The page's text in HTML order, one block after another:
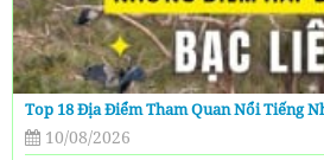
Top 18 Địa Điểm Tham Quan Nổi Tiếng
10/08/2026